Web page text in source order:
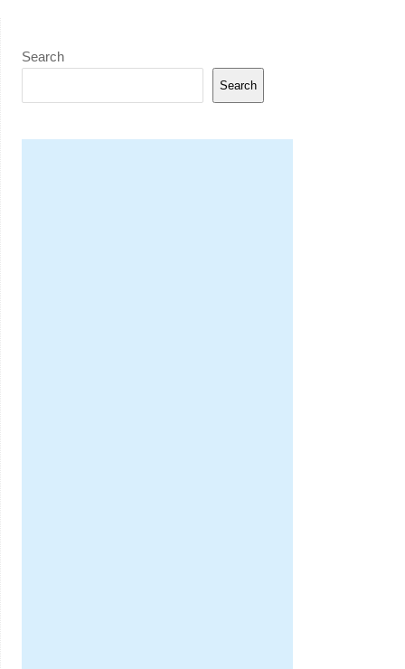
Search
Search